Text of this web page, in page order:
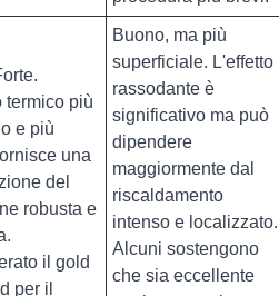
termico più
e più
una
del
robusta e
il gold
per il
Buono, ma più
superficiale. L'effetto
rassodante è
significativo ma può
dipendere
maggiormente dal
riscaldamento
intenso e localizzato.
Alcuni sostengono
che sia eccellente